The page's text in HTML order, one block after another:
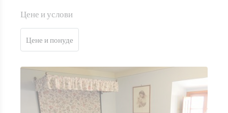
Цене и услови
Цене и понуде